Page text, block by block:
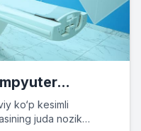
Healthineers
ko‘p kesimli
juda nozik